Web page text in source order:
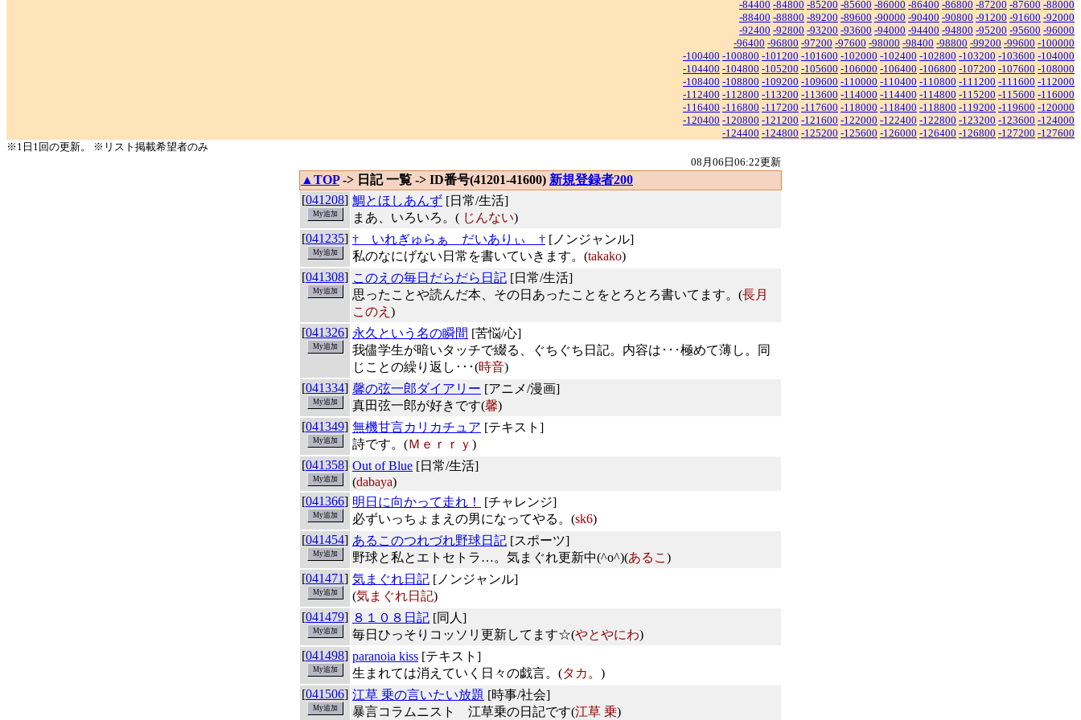
-84400 -84800 -85200 -85600 -86000 -86400 -86800 -87200 -87600 -88000
-88400 -88800 -89200 -89600 -90000 -90400 -90800 -91200 -91600 -92000
-92400 -92800 -93200 -93600 -94000 -94400 -94800 -95200 -95600 -96000
-96400 -96800 -97200 -97600 -98000 -98400 -98800 -99200 -99600 -100000
-100400 -100800 -101200 -101600 -102000 -102400 -102800 -103200 -103600 -104000
-104400 -104800 -105200 -105600 -106000 -106400 -106800 -107200 -107600 -108000
-108400 -108800 -109200 -109600 -110000 -110400 -110800 -111200 -111600 -112000
-112400 -112800 -113200 -113600 -114000 -114400 -114800 -115200 -115600 -116000
-116400 -116800 -117200 -117600 -118000 -118400 -118800 -119200 -119600 -120000
-120400 -120800 -121200 -121600 -122000 -122400 -122800 -123200 -123600 -124000
-124400 -124800 -125200 -125600 -126000 -126400 -126800 -127200 -127600
※1日1回の更新。 ※リスト掲載希望者のみ
08月06日06:22更新
▲TOP-> 日記 一覧 -> ID番号(41201-41600) 新規登録者200
[041208] 鯛とほしあんず [日常/生活]
まあ、いろいろ。( じんない)
[041235] † いれぎゅらぁ だいありぃ † [ノンジャンル]
私のなにげない日常を書いていきます。(takako)
[041308] このえの毎日だらだら日記 [日常/生活]
思ったことや読んだ本、その日あったことをとろとろ書いてます。(長月
このえ )
[041326] 永久という名の瞬間 [苦悩/心]
我儘学生が暗いタッチで綴る、ぐちぐち日記。内容は･･･極めて薄し。同
じことの繰り返し･･･(時音)
[041334] 馨の弦一郎ダイアリー [アニメ/漫画]
真田弦一郎が好きです(馨)
[041349] 無機甘言カリカチュア [テキスト]
詩です。(Ｍｅｒｒｙ )
[041358] Out of Blue [日常/生活]
(dabaya)
[041366] 明日に向かって走れ！
[チャレンジ]
必ずいっちょまえの男になってやる。(sk6)
[041454] あるこのつれづれ野球日記 [スポーツ]
野球と私とエトセトラ…。気まぐれ更新中(^o^)(あるこ )
[041471] 気まぐれ日記 [ノンジャンル]
(気まぐれ日記)
[041479] ８１０８日記 [同人]
毎日ひっそりコッソリ更新してます☆(やとやにわ)
[041498] paranoia kiss [テキスト]
生まれては消えていく日々の戯言。(タカ。 )
[041506] 江草 乗の言いたい放題 [時事/社会]
暴言コラムニスト 江草乗の日記です(江草 乗)